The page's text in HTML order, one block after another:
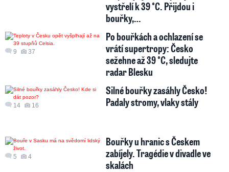
vystřelí k 39 °C. Přijdou i
bouřky,…
9 37
Po bouřkách a ochlazení se
vrátí supertropy: Česko
sežehne až 39 °C, sledujte
radar Blesku
14 16
Silné bouřky zasáhly Česko!
Padaly stromy, vlaky stály
5 4
Bouřky u hranic s Českem
zabíjely. Tragédie v divadle ve
skalách